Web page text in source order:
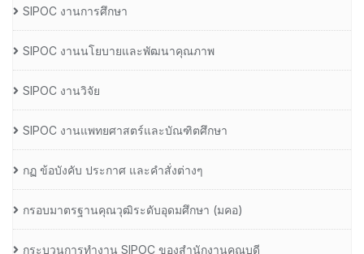
SIPOC งานการศึกษา
SIPOC งานนโยบายและพัฒนาคุณภาพ
SIPOC งานวิจัย
SIPOC งานแพทยศาสตร์และบัณฑิตศึกษา
กฏ ข้อบังคับ ประกาศ และคำสั่งต่างๆ
กรอบมาตรฐานคุณวุฒิระดับอุดมศึกษา (มคอ)
กระบวนการทำงาน SIPOC ของสำนักงานคณบดี